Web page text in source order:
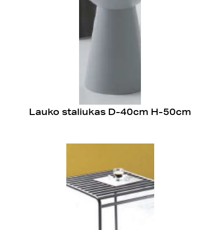
Lauko staliukas D-40cm H-50cm